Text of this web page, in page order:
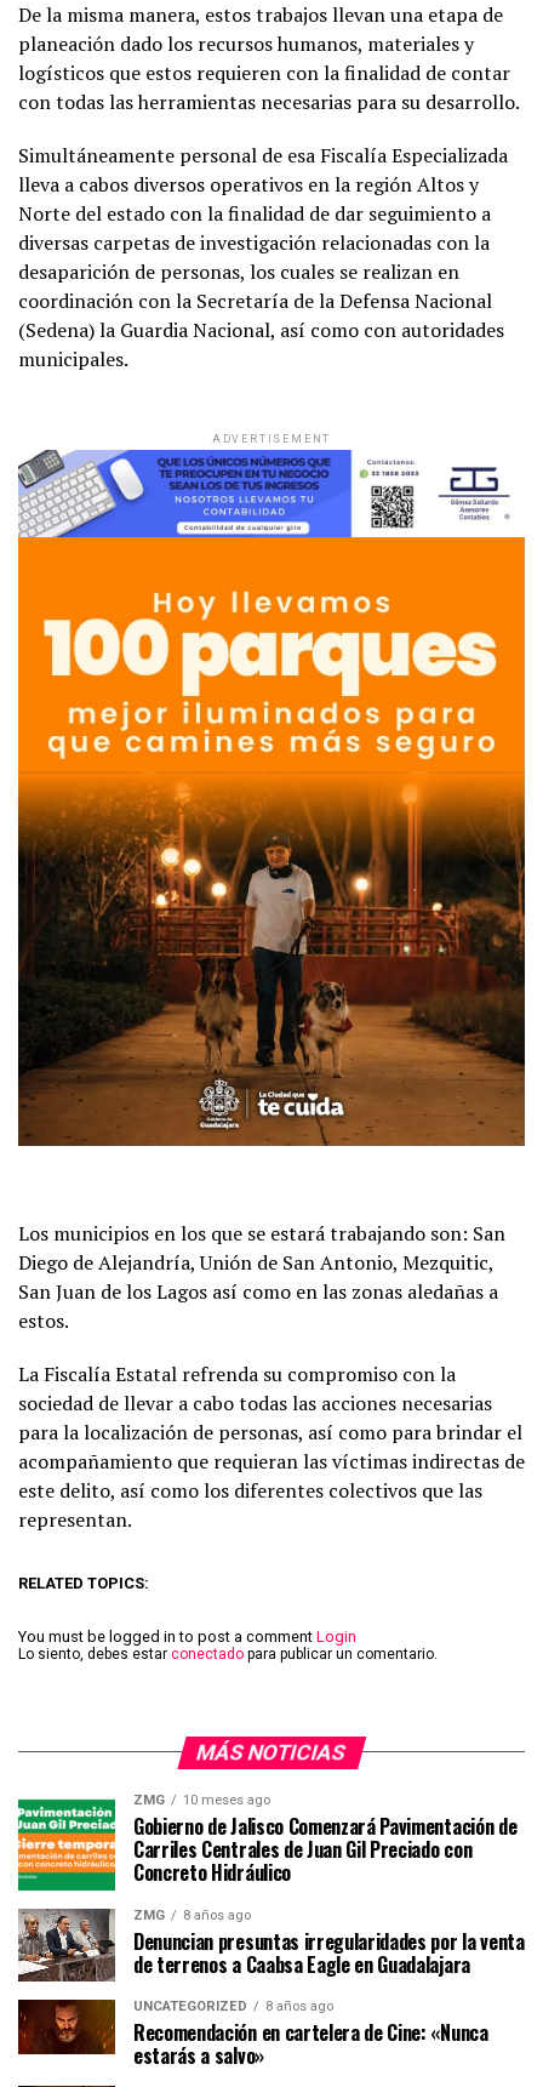
De la misma manera, estos trabajos llevan una etapa de
planeación dado los recursos humanos, materiales y
logísticos que estos requieren con la finalidad de contar
con todas las herramientas necesarias para su desarrollo.
Simultáneamente personal de esa Fiscalía Especializada
lleva a cabos diversos operativos en la región Altos y
Norte del estado con la finalidad de dar seguimiento a
diversas carpetas de investigación relacionadas con la
desaparición de personas, los cuales se realizan en
coordinación con la Secretaría de la Defensa Nacional
(Sedena) la Guardia Nacional, así como con autoridades
municipales.
ADVERTISEMENT
Los municipios en los que se estará trabajando son: San
Diego de Alejandría, Unión de San Antonio, Mezquitic,
San Juan de los Lagos así como en las zonas aledañas a
estos.
La Fiscalía Estatal refrenda su compromiso con la
sociedad de llevar a cabo todas las acciones necesarias
para la localización de personas, así como para brindar el
acompañamiento que requieran las víctimas indirectas de
este delito, así como los diferentes colectivos que las
representan.
RELATED TOPICS:
You must be logged in to post a comment Login
Lo siento, debes estar conectado para publicar un comentario.
MÁS NOTICIAS
ZMG 10 meses ago
Gobierno de Jalisco Comenzará Pavimentación de
Carriles Centrales de Juan Gil Preciado con
Concreto Hidráulico
ZMG 8 años ago
Denuncian presuntas irregularidades por la venta
de terrenos a Caabsa Eagle en Guadalajara
UNCATEGORIZED 8 años ago
Recomendación en cartelera de Cine: «Nunca
estarás a salvo»